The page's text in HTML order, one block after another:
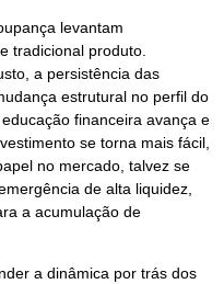
levantam
tradicional produto.
a persistência das
estrutural no perfil do
financeira avança e
se torna mais fácil,
no mercado, talvez se
de alta liquidez,
a acumulação de
a dinâmica por trás dos